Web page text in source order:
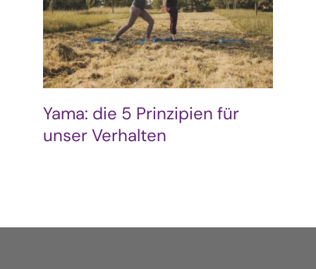
Podcast & Blog
Suche
nach:
Yama: die 5 Prinzipien für
unser Verhalten